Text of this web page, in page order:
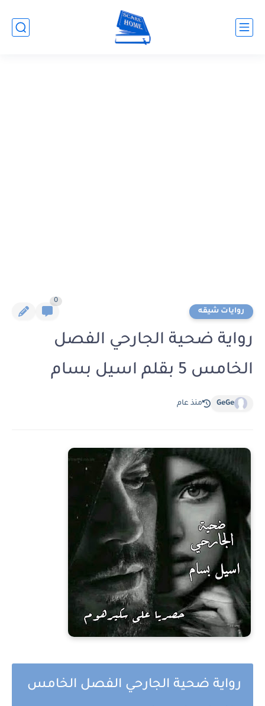
روايات شيقه
0
رواية ضحية الجارحي الفصل
الخامس 5 بقلم اسيل بسام
GeGe منذ عام
رواية ضحية الجارحي الفصل الخامس